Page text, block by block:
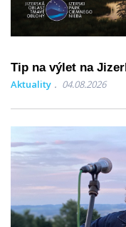
Tip na výlet na
Aktuality 04.08.2026